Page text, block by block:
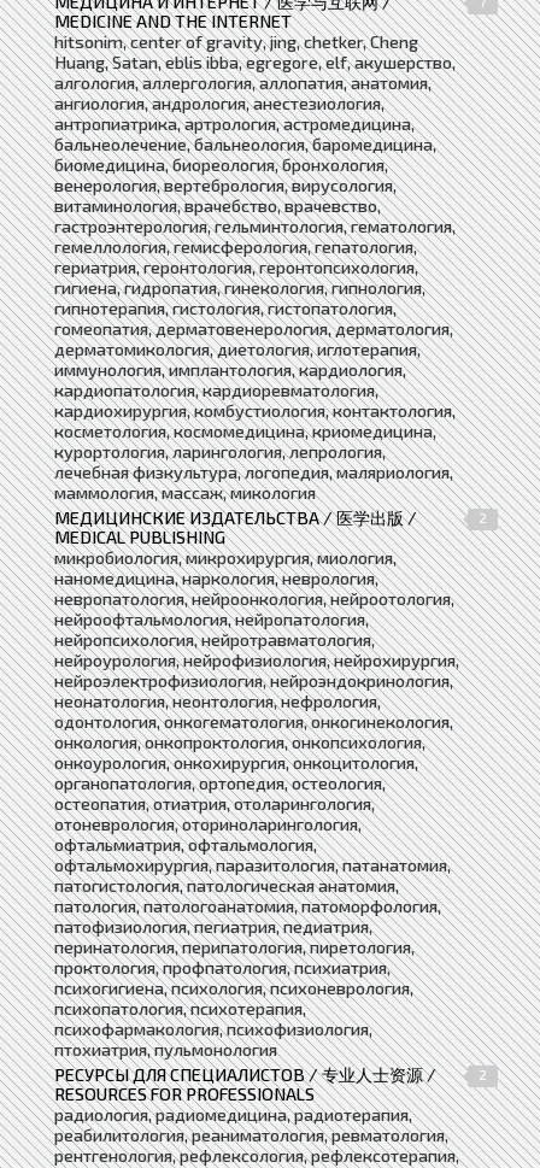
MEDICINE AND THE INTERNET
hitsonim, center of gravity, jing, chetker, Cheng
Huang, Satan, eblis ibba, egregore, elf, акушерство,
алгология, аллергология, аллопатия, анатомия,
ангиология, андрология, анестезиология,
антропиатрика, артрология, астромедицина,
бальнеолечение, бальнеология, баромедицина,
биомедицина, биореология, бронхология,
венерология, вертебрология, вирусология,
витаминология, врачебство, врачевство,
гастроэнтерология, гельминтология, гематология,
гемеллология, гемисферология, гепатология,
гериатрия, геронтология, геронтопсихология,
гигиена, гидропатия, гинекология, гипнология,
гипнотерапия, гистология, гистопатология,
гомеопатия, дерматовенерология, дерматология,
дерматомикология, диетология, иглотерапия,
иммунология, имплантология, кардиология,
кардиопатология, кардиоревматология,
кардиохирургия, комбустиология, контактология,
косметология, космомедицина, криомедицина,
курортология, ларингология, лепрология,
лечебная физкультура, логопедия, маляриология,
маммология, массаж, микология
МЕДИЦИНСКИЕ ИЗДАТЕЛЬСТВА / 医学出版 /
MEDICAL PUBLISHING
2
микробиология, микрохирургия, миология,
наномедицина, наркология, неврология,
невропатология, нейроонкология, нейроотология,
нейроофтальмология, нейропатология,
нейропсихология, нейротравматология,
нейроурология, нейрофизиология, нейрохирургия,
нейроэлектрофизиология, нейроэндокринология,
неонатология, неонтология, нефрология,
одонтология, онкогематология, онкогинекология,
онкология, онкопроктология, онкопсихология,
онкоурология, онкохирургия, онкоцитология,
органопатология, ортопедия, остеология,
остеопатия, отиатрия, отоларингология,
отоневрология, оториноларингология,
офтальмиатрия, офтальмология,
офтальмохирургия, паразитология, патанатомия,
патогистология, патологическая анатомия,
патология, патологоанатомия, патоморфология,
патофизиология, пегиатрия, педиатрия,
перинатология, перипатология, пиретология,
проктология, профпатология, психиатрия,
психогигиена, психология, психоневрология,
психопатология, психотерапия,
психофармакология, психофизиология,
птохиатрия, пульмонология
РЕСУРСЫ ДЛЯ СПЕЦИАЛИСТОВ / 专业人士资源 /
RESOURCES FOR PROFESSIONALS
2
радиология, радиомедицина, радиотерапия,
реабилитология, реаниматология, ревматология,
рентгенология, рефлексология, рефлексотерапия,